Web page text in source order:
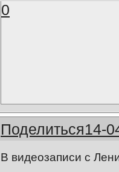
0
Поделиться14-
В видеозаписи с